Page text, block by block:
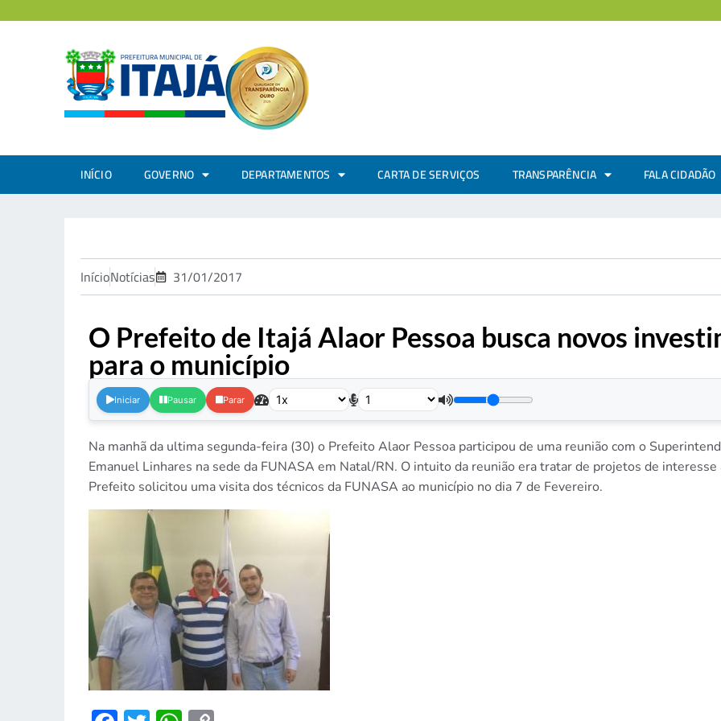
INÍCIO GOVERNO DEPARTAMENTOS CARTA DE SERVIÇOS TRANSPARÊNCIA FALA CIDADÃO
InícioNotícias 31/01/2017
O Prefeito de Itajá Alaor Pessoa busca novos
para o município.
Iniciar Pausar Parar
Na manhã da ultima segunda-feira (30) o Prefeito Alaor Pessoa participou de uma reunião com o
Emanuel Linhares na sede da FUNASA em Natal/RN. O intuito da reunião era tratar de projetos de
Prefeito solicitou uma visita dos técnicos da FUNASA ao município no dia 7 de Fevereiro.